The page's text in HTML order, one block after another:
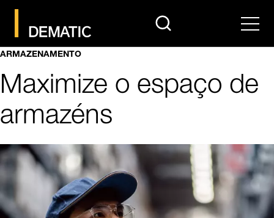
search Menu
ARMAZENAMENTO
Maximize o espaço de
armazéns